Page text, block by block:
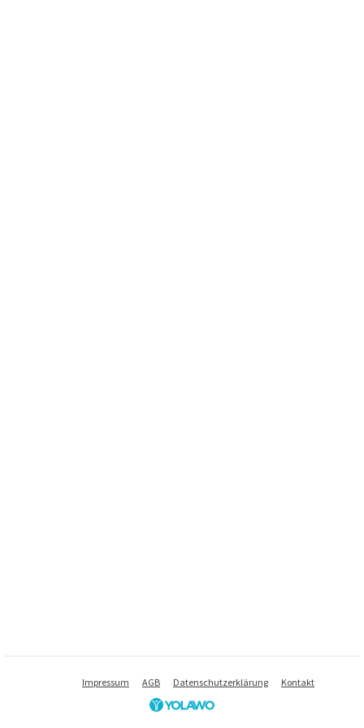
Impressum AGB Datenschutzerklärung Kontakt